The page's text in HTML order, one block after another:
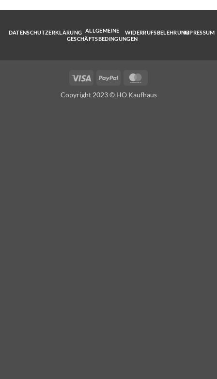
DATENSCHUTZERKLÄRUNG ALLGEMEINE
GESCHÄFTSBEDINGUNGEN
WIDERRUFSBELEHRUNGIMPRESSUM
Visa PayPal
Copyright 2023 © HO Kaufhaus